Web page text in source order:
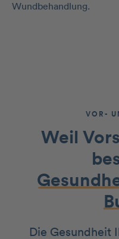
Wundbehandlung.
VOR-
Weil
Die Gesundheit